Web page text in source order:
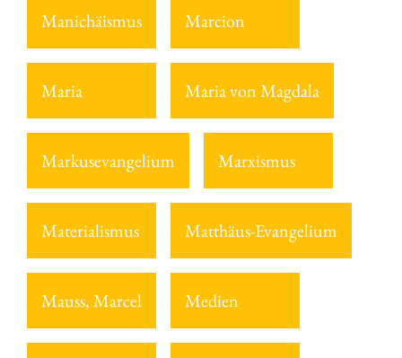
Manichäismus Marcion
Maria Maria von Magdala
Markusevangelium Marxismus
Materialismus Matthäus-Evangelium
Mauss, Marcel Medien